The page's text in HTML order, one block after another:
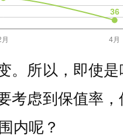
。所以，即使
虑到保值率，
内呢？